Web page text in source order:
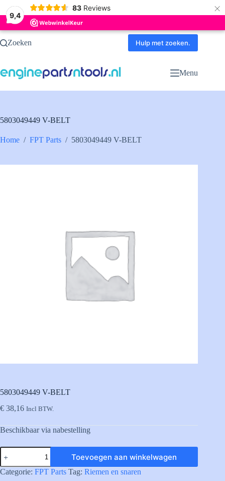
9,4
83 Reviews ×
Ga
naarZoeken Hulp met zoeken.
Menu
5803049449 V-BELT
Home / FPT Parts / 5803049449 V-BELT
5803049449 V-BELT
€ 38,16 Incl BTW.
Beschikbaar via nabestelling
5803049449
V-
BELT
aantal
Toevoegen aan winkelwagen
Categorie: FPT Parts Tag: Riemen en snaren